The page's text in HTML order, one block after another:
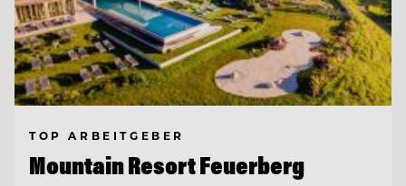
TOP ARBEITGEBER
Mountain Resort Feuerberg